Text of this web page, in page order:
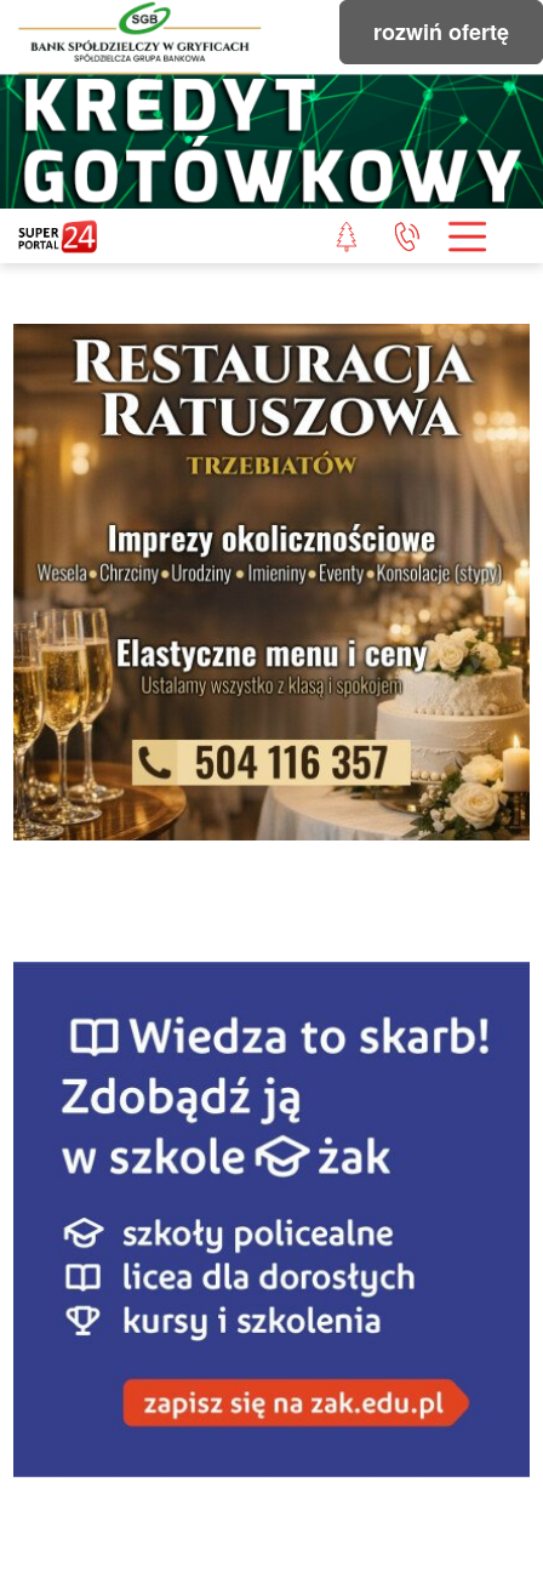
rozwiń ofertę
STRONA GŁÓWNA
POWIAT GRYFICKI
WIADOMOŚCI Z LASU
STUDIO SUPERPORTALU
KONTAKT
REDAKCJA
REGULAMIN